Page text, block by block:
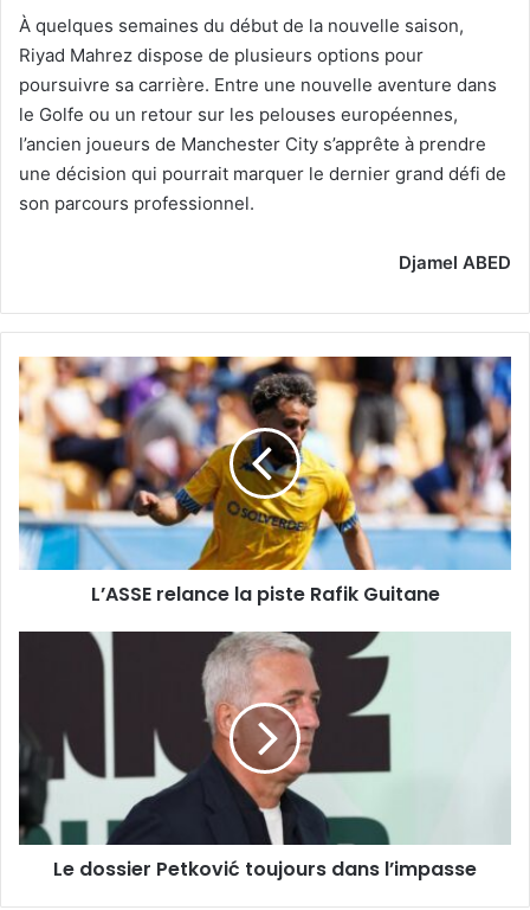
À quelques semaines du début de la nouvelle saison,
Riyad Mahrez dispose de plusieurs options pour
poursuivre sa carrière. Entre une nouvelle aventure dans
le Golfe ou un retour sur les pelouses européennes,
l’ancien joueurs de Manchester City s’apprête à prendre
une décision qui pourrait marquer le dernier grand défi de
son parcours professionnel.
Djamel ABED
L’ASSE
relance
la
piste
Rafik
Guitane
L’ASSE relance la piste Rafik Guitane
dans
l’impasse
Le dossier Petković toujours dans l’impasse